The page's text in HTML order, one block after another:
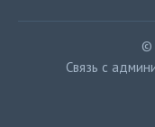
©
Связь с